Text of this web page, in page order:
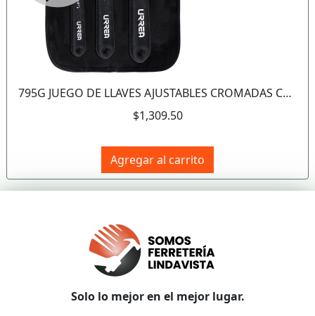
795G JUEGO DE LLAVES AJUSTABLES CROMADAS CON MANGO RUBBER GRIP 3 PIEZAS MOD 712G 710G 708G URREA
$1,309.50
Agregar al carrito
Solo lo mejor en el mejor lugar.